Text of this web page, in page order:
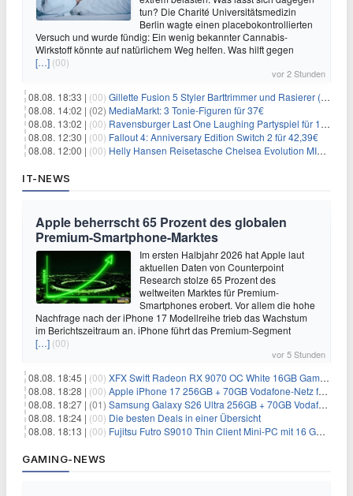
tun? Die Charité Universitätsmedizin
Berlin wagte einen placebokontrollierten
Versuch und wurde fündig: Ein wenig bekannter Cannabis-
Wirkstoff könnte auf natürlichem Weg helfen. Was hilft gegen
[…] (00)
vor 2 Stunden
08.08. 18:33 | (00) Gillette Fusion 5 Styler Barttrimmer und Rasierer (All in One) für 16€
08.08. 14:02 | (02) MediaMarkt: 3 Tonie-Figuren für 37€
08.08. 13:02 | (00) Ravensburger Last One Laughing Partyspiel für 14,04€
08.08. 12:30 | (00) Fallout 4: Anniversary Edition Switch 2 für 42,39€
08.08. 12:00 | (00) Helly Hansen Reisetasche Chelsea Evolution MID 54L für 29,99€
IT-NEWS
Apple beherrscht 65 Prozent des globalen
Premium-Smartphone-Marktes
Im ersten Halbjahr 2026 hat Apple laut
aktuellen Daten von Counterpoint
Research stolze 65 Prozent des
weltweiten Marktes für Premium-
Smartphones erobert. Vor allem die hohe
Nachfrage nach der iPhone 17 Modellreihe trieb das Wachstum
im Berichtszeitraum an. iPhone führt das Premium-Segment
[…] (00)
vor 5 Stunden
08.08. 18:45 | (00) XFX Swift Radeon RX 9070 OC White 16GB Gaming-Grafikkarte für 579€
08.08. 18:28 | (00) Apple iPhone 17 256GB + 70GB Vodafone-Netz für 34,99€/Monat (effektiv 6,41€/Monat)
08.08. 18:27 | (01) Samsung Galaxy S26 Ultra 256GB + 70GB Vodafone-Netz für 34,99€/Monat (effektiv 4,74€/Monat)
08.08. 18:24 | (00) Die besten Deals in einer Übersicht
08.08. 18:13 | (00) Fujitsu Futro S9010 Thin Client Mini-PC mit 16 GB RAM für 100€
GAMING-NEWS